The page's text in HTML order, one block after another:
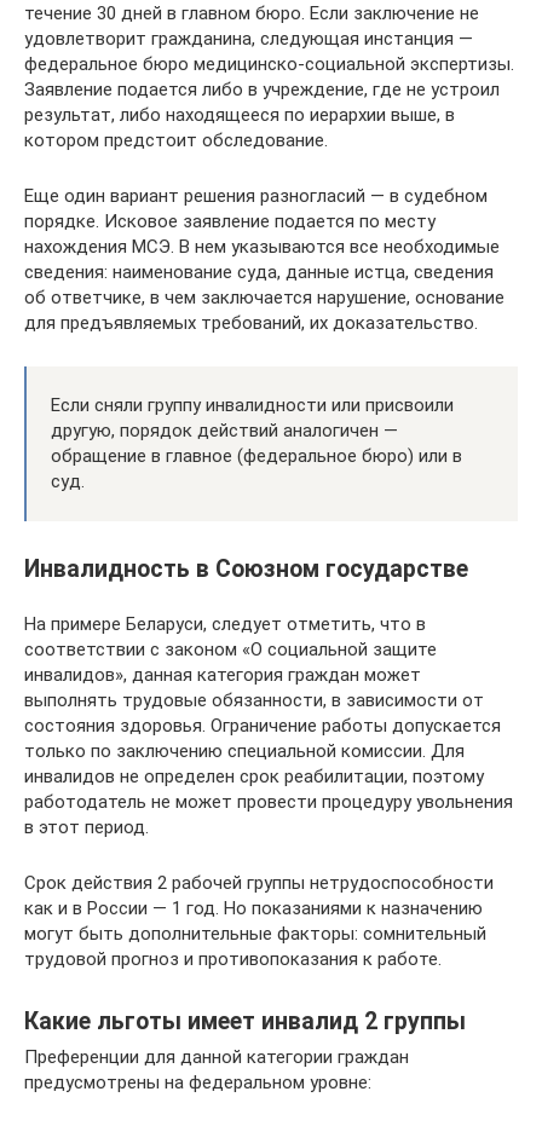
течение 30 дней в главном бюро. Если заключение не
удовлетворит гражданина, следующая инстанция —
федеральное бюро медицинско-социальной экспертизы.
Заявление подается либо в учреждение, где не устроил
результат, либо находящееся по иерархии выше, в
котором предстоит обследование.
Еще один вариант решения разногласий — в судебном
порядке. Исковое заявление подается по месту
нахождения МСЭ. В нем указываются все необходимые
сведения: наименование суда, данные истца, сведения
об ответчике, в чем заключается нарушение, основание
для предъявляемых требований, их доказательство.
Если сняли группу инвалидности или присвоили
другую, порядок действий аналогичен —
обращение в главное (федеральное бюро) или в
суд.
Инвалидность в Союзном государстве
На примере Беларуси, следует отметить, что в
соответствии с законом «О социальной защите
инвалидов», данная категория граждан может
выполнять трудовые обязанности, в зависимости от
состояния здоровья. Ограничение работы допускается
только по заключению специальной комиссии. Для
инвалидов не определен срок реабилитации, поэтому
работодатель не может провести процедуру увольнения
в этот период.
Срок действия 2 рабочей группы нетрудоспособности
как и в России — 1 год. Но показаниями к назначению
могут быть дополнительные факторы: сомнительный
трудовой прогноз и противопоказания к работе.
Какие льготы имеет инвалид 2 группы
Преференции для данной категории граждан
предусмотрены на федеральном уровне: